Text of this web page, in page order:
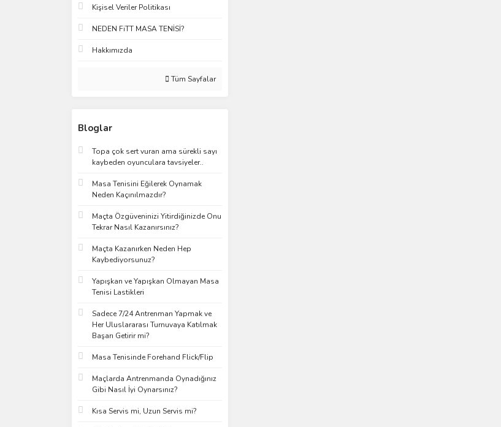
Kişisel Veriler Politikası
NEDEN FiTT MASA TENİSİ?
Hakkımızda
Tüm Sayfalar
Bloglar
Topa çok sert vuran ama sürekli sayı
kaybeden oyunculara tavsiyeler..
Masa Tenisini Eğilerek Oynamak
Neden Kaçınılmazdır?
Maçta Özgüveninizi Yitirdiğinizde Onu
Tekrar Nasıl Kazanırsınız?
Maçta Kazanırken Neden Hep
Kaybediyorsunuz?
Yapışkan ve Yapışkan Olmayan Masa
Tenisi Lastikleri
Sadece 7/24 Antrenman Yapmak ve
Her Uluslararası Turnuvaya Katılmak
Başarı Getirir mi?
Masa Tenisinde Forehand Flick/Flip
Maçlarda Antrenmanda Oynadığınız
Gibi Nasıl İyi Oynarsınız?
Kısa Servis mi, Uzun Servis mi?